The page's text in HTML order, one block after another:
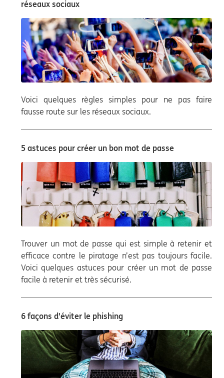
réseaux sociaux
Voici quelques règles simples pour ne pas faire
fausse route sur les réseaux sociaux.
5 astuces pour créer un bon mot de passe
Trouver un mot de passe qui est simple à retenir et
efficace contre le piratage n’est pas toujours facile.
Voici quelques astuces pour créer un mot de passe
facile à retenir et très sécurisé.
6 façons d'éviter le phishing